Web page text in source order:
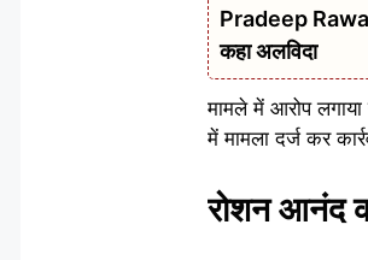
Pradeep Rawat
कहा अलविदा
मामले में आरोप
में मामला दर्ज कर
रोशन आनंद